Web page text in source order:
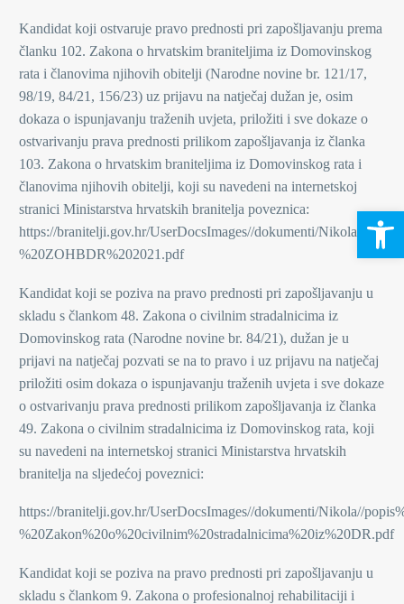
Kandidat koji ostvaruje pravo prednosti pri zapošljavanju prema
članku 102. Zakona o hrvatskim braniteljima iz Domovinskog
rata i članovima njihovih obitelji (Narodne novine br. 121/17,
98/19, 84/21, 156/23) uz prijavu na natječaj dužan je, osim
dokaza o ispunjavanju traženih uvjeta, priložiti i sve dokaze o
ostvarivanju prava prednosti prilikom zapošljavanja iz članka
103. Zakona o hrvatskim braniteljima iz Domovinskog rata i
članovima njihovih obitelji, koji su navedeni na internetskoj
stranici Ministarstva hrvatskih branitelja poveznica:
https://branitelji.gov.hr/UserDocsImages//dokumenti/Nikola//
%20ZOHBDR%202021.pdf
Kandidat koji se poziva na pravo prednosti pri zapošljavanju u
skladu s člankom 48. Zakona o civilnim stradalnicima iz
Domovinskog rata (Narodne novine br. 84/21), dužan je u
prijavi na natječaj pozvati se na to pravo i uz prijavu na natječaj
priložiti osim dokaza o ispunjavanju traženih uvjeta i sve dokaze
o ostvarivanju prava prednosti prilikom zapošljavanja iz članka
49. Zakona o civilnim stradalnicima iz Domovinskog rata, koji
su navedeni na internetskoj stranici Ministarstva hrvatskih
branitelja na sljedećoj poveznici:
https://branitelji.gov.hr/UserDocsImages//dokumenti/Nikola//
%20Zakon%20o%20civilnim%20stradalnicima%20iz%20DR.pdf
Kandidat koji se poziva na pravo prednosti pri zapošljavanju u
skladu s člankom 9. Zakona o profesionalnoj rehabilitaciji i